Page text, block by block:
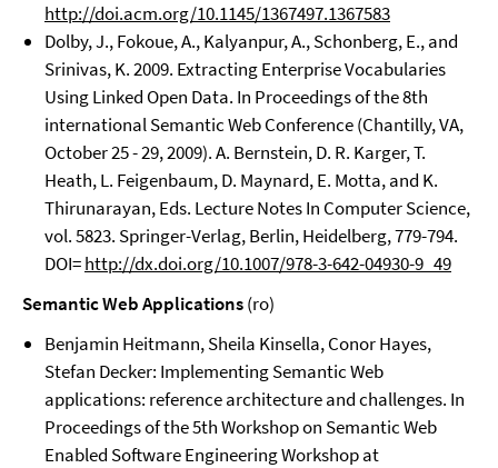
http://doi.acm.org/10.1145/1367497.1367583
Dolby, J., Fokoue, A., Kalyanpur, A., Schonberg, E., and
Srinivas, K. 2009. Extracting Enterprise Vocabularies
Using Linked Open Data. In Proceedings of the 8th
international Semantic Web Conference (Chantilly, VA,
October 25 - 29, 2009). A. Bernstein, D. R. Karger, T.
Heath, L. Feigenbaum, D. Maynard, E. Motta, and K.
Thirunarayan, Eds. Lecture Notes In Computer Science,
vol. 5823. Springer-Verlag, Berlin, Heidelberg, 779-794.
DOI=http://dx.doi.org/10.1007/978-3-642-04930-9_49
Semantic Web Applications(ro)
Benjamin Heitmann, Sheila Kinsella, Conor Hayes,
Stefan Decker: Implementing Semantic Web
applications: reference architecture and challenges. In
Proceedings of the 5th Workshop on Semantic Web
Enabled Software Engineering Workshop at